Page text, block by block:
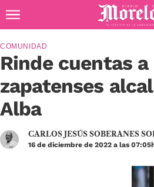
Diario de Morelos
Rinde cuentas a
zapatenses
Alba
COMUNIDAD
CARLOS JESÚS SOBERANES
16 de diciembre de 2022 a las